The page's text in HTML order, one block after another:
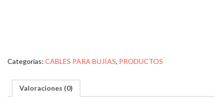
Categorías: CABLES PARA BUJÍAS, PRODUCTOS
Valoraciones (0)